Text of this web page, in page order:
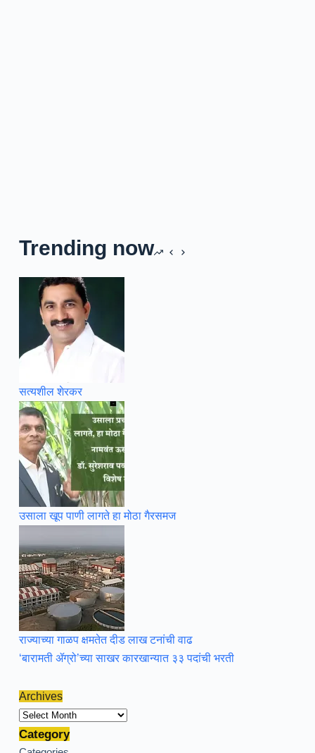
Trending now
सत्यशील शेरकर
उसाला खूप पाणी लागते हा मोठा गैरसमज
राज्याच्या गाळप क्षमतेत दीड लाख टनांची वाढ
‘बारामती ॲग्रो’च्या साखर कारखान्यात ३३ पदांची भरती
Archives
Archives
Category